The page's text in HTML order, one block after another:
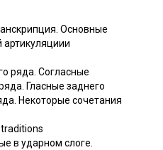
Основные
артикуляциии
ряда. Согласные
Гласные заднего
Некоторые сочетания
в ударном слоге.